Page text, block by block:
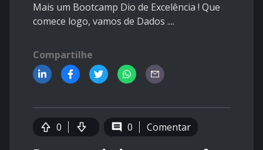
Mais um Bootcamp Dio de Excelência ! Que
comece logo, vamos de Dados ....
Compartilhe
0 0 Comentar